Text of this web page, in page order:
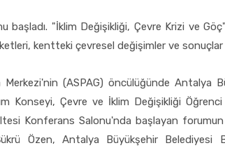
"İklim Değişikliği, Çevre Krizi ve
kentteki çevresel değişimler ve sonuçlar
(ASPAG) öncülüğünde Antalya
Konseyi, Çevre ve İklim Değişikliği
Konferans Salonu'nda başlayan
Özen, Antalya Büyükşehir Belediyesi